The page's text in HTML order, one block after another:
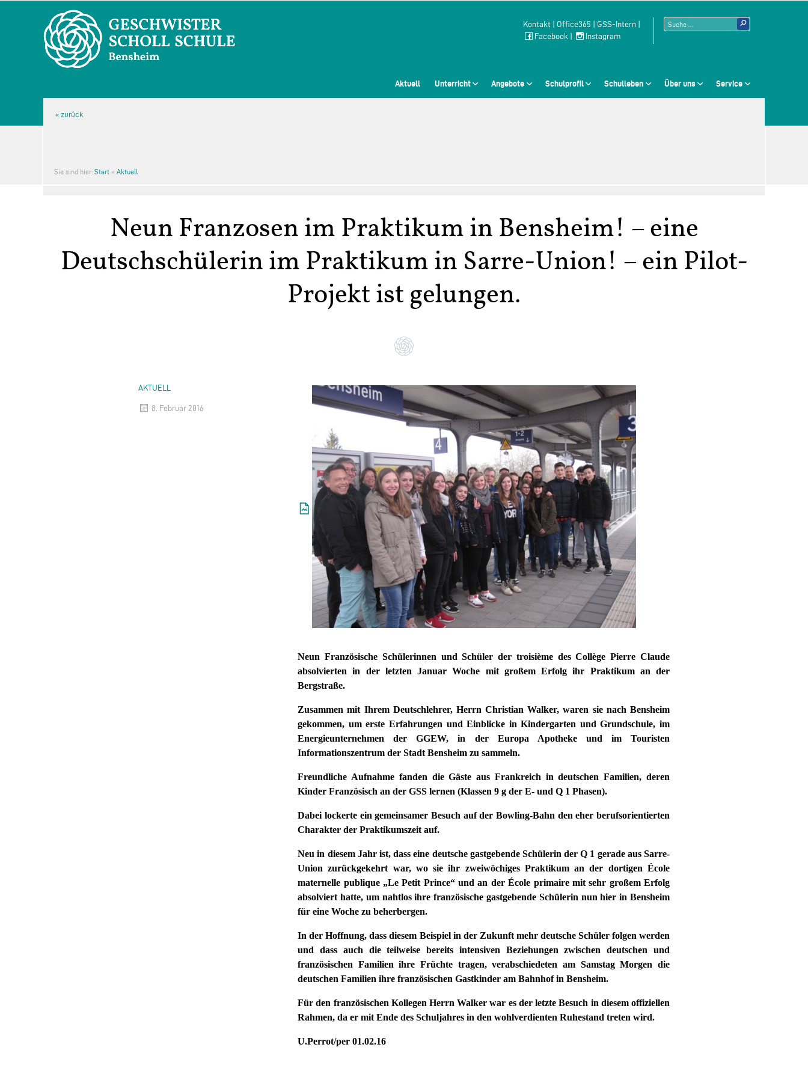
Kontakt| Office365 GSS-Intern|
Facebook| Instagram
Suchen
Aktuell Unterricht Angebote Schulprofil Schulleben Über uns Service
Sie sind hier: Start » Aktuell
Neun Franzosen im Praktikum in Bensheim! – eine
Deutschschülerin im Praktikum in Sarre-Union! – ein Pilot-
Projekt ist gelungen.
AKTUELL
8. Februar 2016
Neun Französische Schülerinnen und Schüler der troisième des Collège Pierre Claude
absolvierten in der letzten Januar Woche mit großem Erfolg ihr Praktikum an der
Bergstraße.
Zusammen mit Ihrem Deutschlehrer, Herrn Christian Walker, waren sie nach Bensheim
gekommen, um erste Erfahrungen und Einblicke in Kindergarten und Grundschule, im
Energieunternehmen der GGEW, in der Europa Apotheke und im Touristen
Informationszentrum der Stadt Bensheim zu sammeln.
Freundliche Aufnahme fanden die Gäste aus Frankreich in deutschen Familien, deren
Kinder Französisch an der GSS lernen (Klassen 9 g der E- und Q 1 Phasen).
Dabei lockerte ein gemeinsamer Besuch auf der Bowling-Bahn den eher berufsorientierten
Charakter der Praktikumszeit auf.
Neu in diesem Jahr ist, dass eine deutsche gastgebende Schülerin der Q 1 gerade aus Sarre-
Union zurückgekehrt war, wo sie ihr zweiwöchiges Praktikum an der dortigen École
maternelle publique „Le Petit Prince“ und an der École primaire mit sehr großem Erfolg
absolviert hatte, um nahtlos ihre französische gastgebende Schülerin nun hier in Bensheim
für eine Woche zu beherbergen.
In der Hoffnung, dass diesem Beispiel in der Zukunft mehr deutsche Schüler folgen werden
und dass auch die teilweise bereits intensiven Beziehungen zwischen deutschen und
französischen Familien ihre Früchte tragen, verabschiedeten am Samstag Morgen die
deutschen Familien ihre französischen Gastkinder am Bahnhof in Bensheim.
Für den französischen Kollegen Herrn Walker war es der letzte Besuch in diesem offiziellen
Rahmen, da er mit Ende des Schuljahres in den wohlverdienten Ruhestand treten wird.
U.Perrot/per 01.02.16